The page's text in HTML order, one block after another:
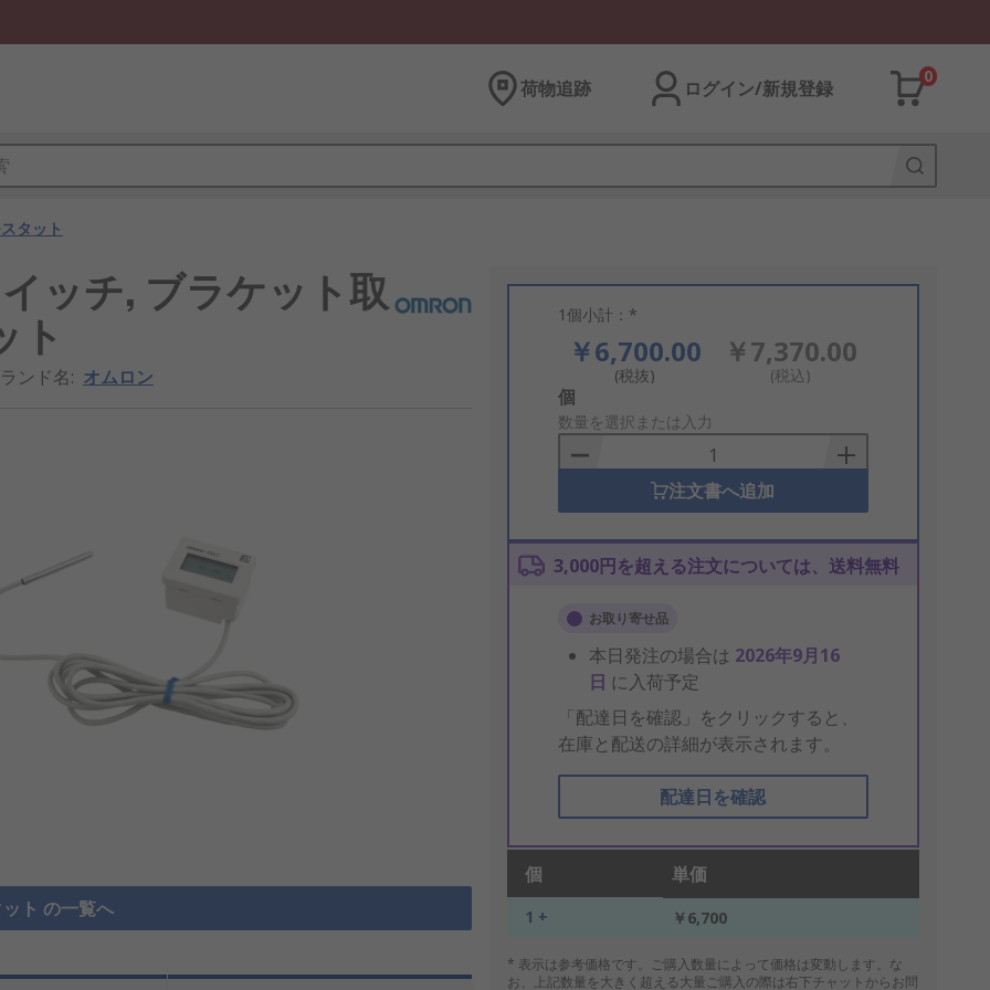
荷物追跡 ログイン/新規登録
0
タット
ッチ, ブラケット取
ト
ンド名: オムロン
ト の一覧へ
1個小計：*
￥6,700.00
(税抜)
￥7,370.00
(税込)
Add
to
Basket
個
数量を選択または入力
注文書へ追加
3,000円を超える注文については、送料無料
お取り寄せ品
本日発注の場合は 2026年9月16
日 に入荷予定
「配達日を確認」をクリックすると、
在庫と配送の詳細が表示されます。
配達日を確認
個 単価
1 + ￥6,700
* 表示は参考価格です。ご購入数量によって価格は変動します。な
お、上記数量を大きく超える大量ご購入の際は右下チャットからお問